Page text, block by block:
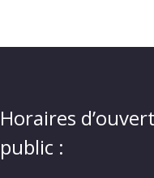
Horaires
public :